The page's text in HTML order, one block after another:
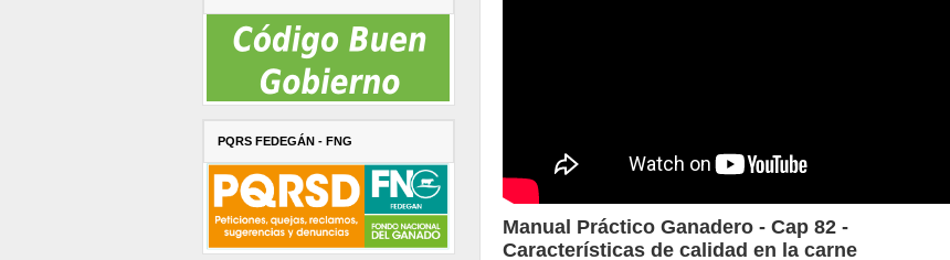
PQRS FEDEGÁN - FNG
Manual Práctico Ganadero - Cap 82 -
Características de calidad en la carne